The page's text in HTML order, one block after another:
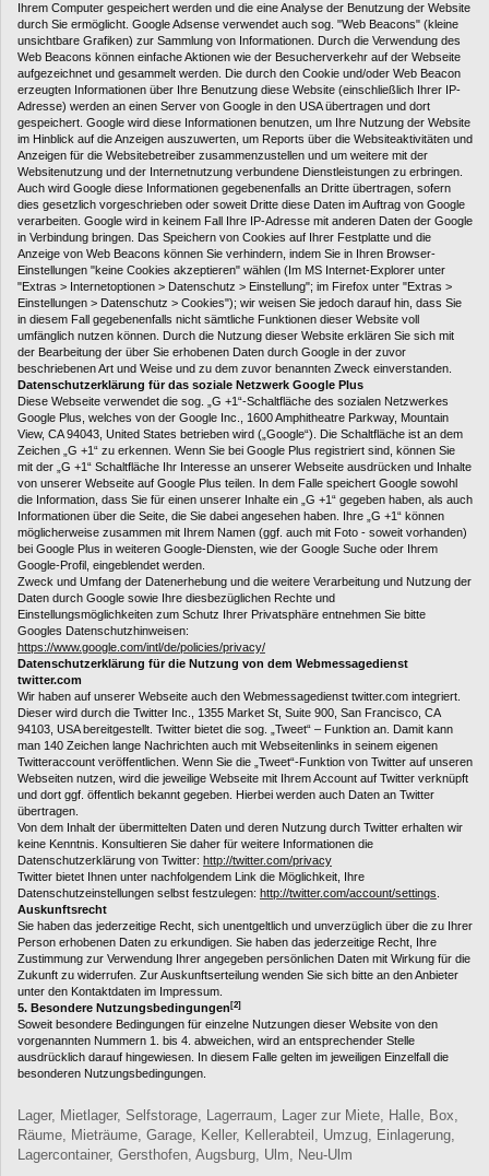
Ihrem Computer gespeichert werden und die eine Analyse der Benutzung der Website
durch Sie ermöglicht. Google Adsense verwendet auch sog. "Web Beacons" (kleine
unsichtbare Grafiken) zur Sammlung von Informationen. Durch die Verwendung des
Web Beacons können einfache Aktionen wie der Besucherverkehr auf der Webseite
aufgezeichnet und gesammelt werden. Die durch den Cookie und/oder Web Beacon
erzeugten Informationen über Ihre Benutzung diese Website (einschließlich Ihrer IP-
Adresse) werden an einen Server von Google in den USA übertragen und dort
gespeichert. Google wird diese Informationen benutzen, um Ihre Nutzung der Website
im Hinblick auf die Anzeigen auszuwerten, um Reports über die Websiteaktivitäten und
Anzeigen für die Websitebetreiber zusammenzustellen und um weitere mit der
Websitenutzung und der Internetnutzung verbundene Dienstleistungen zu erbringen.
Auch wird Google diese Informationen gegebenenfalls an Dritte übertragen, sofern
dies gesetzlich vorgeschrieben oder soweit Dritte diese Daten im Auftrag von Google
verarbeiten. Google wird in keinem Fall Ihre IP-Adresse mit anderen Daten der Google
in Verbindung bringen. Das Speichern von Cookies auf Ihrer Festplatte und die
Anzeige von Web Beacons können Sie verhindern, indem Sie in Ihren Browser-
Einstellungen "keine Cookies akzeptieren" wählen (Im MS Internet-Explorer unter
"Extras > Internetoptionen > Datenschutz > Einstellung"; im Firefox unter "Extras >
Einstellungen > Datenschutz > Cookies"); wir weisen Sie jedoch darauf hin, dass Sie
in diesem Fall gegebenenfalls nicht sämtliche Funktionen dieser Website voll
umfänglich nutzen können. Durch die Nutzung dieser Website erklären Sie sich mit
der Bearbeitung der über Sie erhobenen Daten durch Google in der zuvor
beschriebenen Art und Weise und zu dem zuvor benannten Zweck einverstanden.
Datenschutzerklärung für das soziale Netzwerk Google Plus
Diese Webseite verwendet die sog. „G +1“-Schaltfläche des sozialen Netzwerkes
Google Plus, welches von der Google Inc., 1600 Amphitheatre Parkway, Mountain
View, CA 94043, United States betrieben wird („Google“). Die Schaltfläche ist an dem
Zeichen „G +1“ zu erkennen. Wenn Sie bei Google Plus registriert sind, können Sie
mit der „G +1“ Schaltfläche Ihr Interesse an unserer Webseite ausdrücken und Inhalte
von unserer Webseite auf Google Plus teilen. In dem Falle speichert Google sowohl
die Information, dass Sie für einen unserer Inhalte ein „G +1“ gegeben haben, als auch
Informationen über die Seite, die Sie dabei angesehen haben. Ihre „G +1“ können
möglicherweise zusammen mit Ihrem Namen (ggf. auch mit Foto - soweit vorhanden)
bei Google Plus in weiteren Google-Diensten, wie der Google Suche oder Ihrem
Google-Profil, eingeblendet werden.
Zweck und Umfang der Datenerhebung und die weitere Verarbeitung und Nutzung der
Daten durch Google sowie Ihre diesbezüglichen Rechte und
Einstellungsmöglichkeiten zum Schutz Ihrer Privatsphäre entnehmen Sie bitte
Googles Datenschutzhinweisen:
https://www.google.com/intl/de/policies/privacy/
Datenschutzerklärung für die Nutzung von dem Webmessagedienst
twitter.com
Wir haben auf unserer Webseite auch den Webmessagedienst twitter.com integriert.
Dieser wird durch die Twitter Inc., 1355 Market St, Suite 900, San Francisco, CA
94103, USA bereitgestellt. Twitter bietet die sog. „Tweet“ – Funktion an. Damit kann
man 140 Zeichen lange Nachrichten auch mit Webseitenlinks in seinem eigenen
Twitteraccount veröffentlichen. Wenn Sie die „Tweet“-Funktion von Twitter auf unseren
Webseiten nutzen, wird die jeweilige Webseite mit Ihrem Account auf Twitter verknüpft
und dort ggf. öffentlich bekannt gegeben. Hierbei werden auch Daten an Twitter
übertragen.
Von dem Inhalt der übermittelten Daten und deren Nutzung durch Twitter erhalten wir
keine Kenntnis. Konsultieren Sie daher für weitere Informationen die
Datenschutzerklärung von Twitter: http://twitter.com/privacy
Twitter bietet Ihnen unter nachfolgendem Link die Möglichkeit, Ihre
Datenschutzeinstellungen selbst festzulegen: http://twitter.com/account/settings
Auskunftsrecht
Sie haben das jederzeitige Recht, sich unentgeltlich und unverzüglich über die zu Ihrer
Person erhobenen Daten zu erkundigen. Sie haben das jederzeitige Recht, Ihre
Zustimmung zur Verwendung Ihrer angegeben persönlichen Daten mit Wirkung für die
Zukunft zu widerrufen. Zur Auskunftserteilung wenden Sie sich bitte an den Anbieter
unter den Kontaktdaten im Impressum.
5. Besondere Nutzungsbedingungen [2]
Soweit besondere Bedingungen für einzelne Nutzungen dieser Website von den
vorgenannten Nummern 1. bis 4. abweichen, wird an entsprechender Stelle
ausdrücklich darauf hingewiesen. In diesem Falle gelten im jeweiligen Einzelfall die
besonderen Nutzungsbedingungen.
Lager, Mietlager, Selfstorage, Lagerraum, Lager zur Miete, Halle, Box,
Räume, Mieträume, Garage, Keller, Kellerabteil, Umzug, Einlagerung,
Lagercontainer, Gersthofen, Augsburg, Ulm, Neu-Ulm